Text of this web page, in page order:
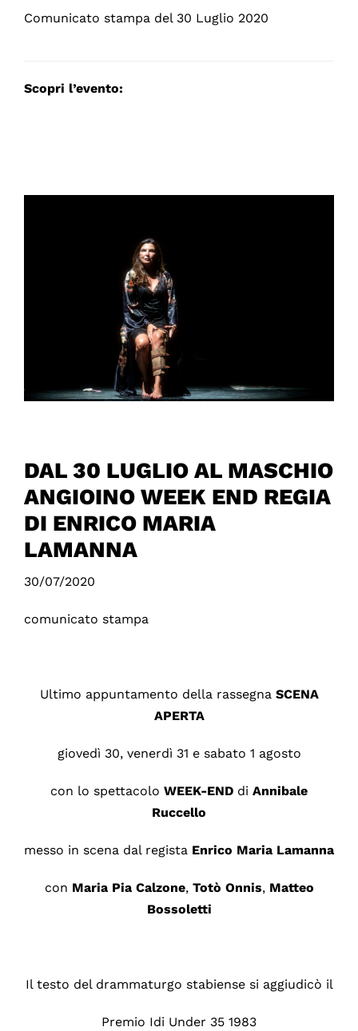
Comunicato stampa del 30 Luglio 2020
Scopri l’evento:
DAL 30 LUGLIO AL MASCHIO
ANGIOINO WEEK END REGIA
DI ENRICO MARIA
LAMANNA
30/07/2020
comunicato stampa
Ultimo appuntamento della rassegnaSCENA
APERTA
giovedì 30, venerdì 31 e sabato 1 agosto
con lo spettacolo WEEK-END di Annibale
Ruccello
messo in scena dal regista Enrico Maria Lamanna
con Maria Pia Calzone, Totò Onnis, Matteo
Bossoletti
Il testo del drammaturgo stabiense si aggiudicò il
Premio Idi Under 35 1983